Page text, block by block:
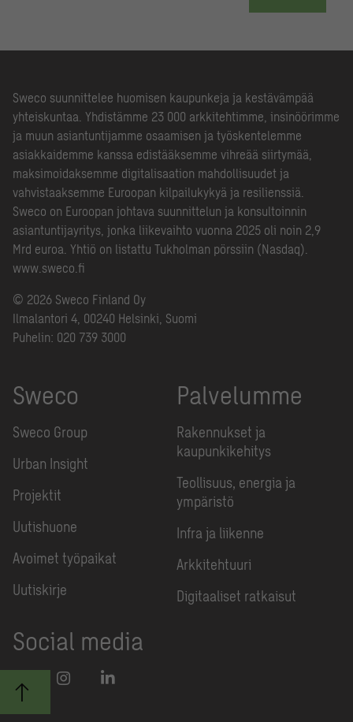
Sweco suunnittelee huomisen kaupunkeja ja kestävämpää
yhteiskuntaa. Yhdistämme 23 000 arkkitehtimme, insinöörimme
ja muun asiantuntijamme osaamisen ja työskentelemme
asiakkaidemme kanssa edistääksemme vihreää siirtymää,
maksimoidaksemme digitalisaation mahdollisuudet ja
vahvistaaksemme Euroopan kilpailukykyä ja resilienssiä.
Sweco on Euroopan johtava suunnittelun ja konsultoinnin
asiantuntijayritys, jonka liikevaihto vuonna 2025 oli noin 2,9
Mrd euroa. Yhtiö on listattu Tukholman pörssiin (Nasdaq).
www.sweco.fi
© 2026 Sweco Finland Oy
Ilmalantori 4, 00240 Helsinki, Suomi
Puhelin: 020 739 3000
Sweco
Sweco Group
Urban Insight
Projektit
Uutishuone
Avoimet työpaikat
Uutiskirje
Palvelumme
Rakennukset ja
kaupunkikehitys
Teollisuus, energia ja
ympäristö
Infra ja liikenne
Arkkitehtuuri
Digitaaliset ratkaisut
Social media